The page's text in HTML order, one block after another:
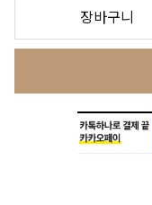
장바구니